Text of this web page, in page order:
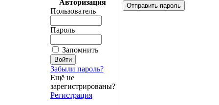
Авторизация
Пользователь
Пароль
Запомнить
Забыли пароль?
Ещё не
зарегистрированы?
Регистрация